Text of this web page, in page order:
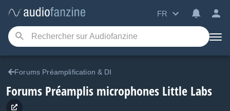
FR
Forums Préamplification & DI
Forums Préamplis microphones Little Labs